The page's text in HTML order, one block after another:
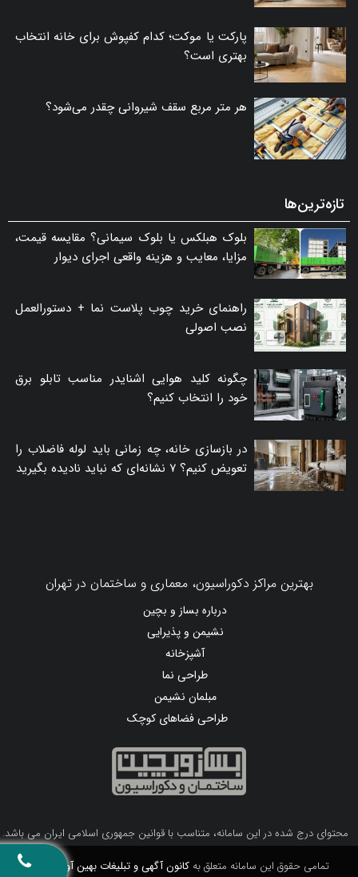
پارکت یا موکت؛ کدام کفپوش برای خانه انتخاب
بهتری است؟
هر متر مربع سقف شیروانی چقدر می‌شود؟
تازه‌ترین‌ها
بلوک هبلکس یا بلوک سیمانی؟ مقایسه قیمت،
مزایا، معایب و هزینه واقعی اجرای دیوار
راهنمای خرید چوب پلاست نما + دستورالعمل
نصب اصولی
چگونه کلید هوایی اشنایدر مناسب تابلو برق
خود را انتخاب کنیم؟
در بازسازی خانه، چه زمانی باید لوله فاضلاب را
تعویض کنیم؟ ۷ نشانه‌ای که نباید نادیده بگیرید
بهترین مراکز دکوراسیون، معماری و ساختمان در تهران
درباره بساز و بچین
نشیمن و پذیرایی
آشپزخانه
طراحی نما
مبلمان نشیمن
طراحی فضاهای کوچک
محتوای درج شده در این سامانه، متناسب با قوانین جمهوری اسلامی ایران می باشد.
تمامی حقوق این سامانه متعلق بهکانون آگهی و تبلیغات بهین آوامی باشد.